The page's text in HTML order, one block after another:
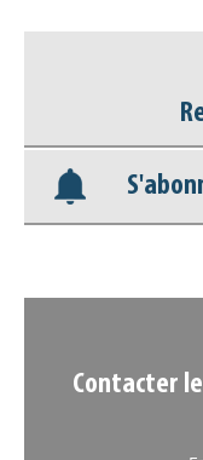
Base
Nos
Contacter